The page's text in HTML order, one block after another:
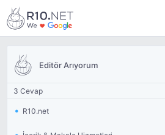
Editör Arıyorum
3 Cevap
R10.net